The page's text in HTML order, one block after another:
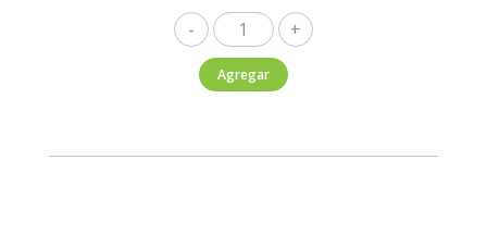
Vitalit
Plus
Adulto
Agregar